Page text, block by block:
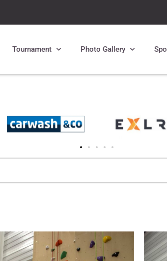
Tournament Photo Gallery